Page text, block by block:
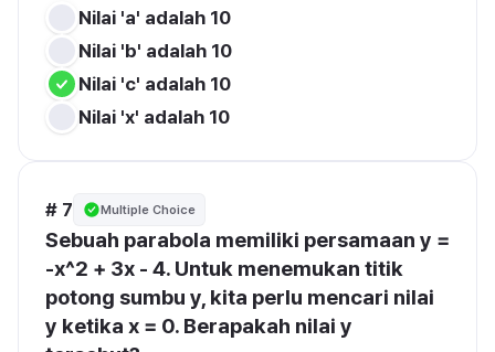
Nilai 'a' adalah 10
Nilai 'b' adalah 10
Nilai 'c' adalah 10
Nilai 'x' adalah 10
# 7 Multiple Choice
Sebuah parabola memiliki persamaan y =
-x^2 + 3x - 4. Untuk menemukan titik
potong sumbu y, kita perlu mencari nilai
y ketika x = 0. Berapakah nilai y